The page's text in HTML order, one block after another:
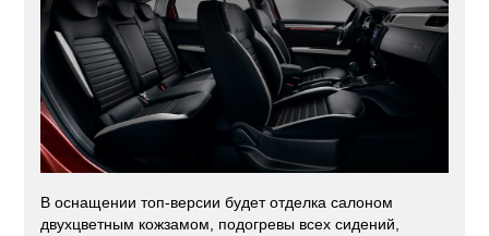
В оснащении топ-версии будет отделка салоном
двухцветным кожзамом, подогревы всех сидений,